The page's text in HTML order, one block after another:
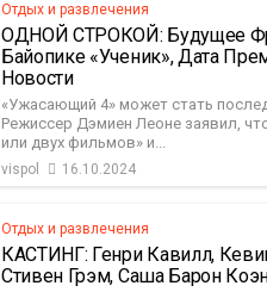
Отдых и развлечения
ОДНОЙ СТРОКОЙ: Будущее
Байопике «Ученик», Дата
Новости
«Ужасающий 4» может стать
Режиссер Дэмиен Леоне заявил,
или двух фильмов» и...
vispol 16.10.2024
Отдых и развлечения
КАСТИНГ: Генри Кавилл,
Стивен Грэм, Саша Барон